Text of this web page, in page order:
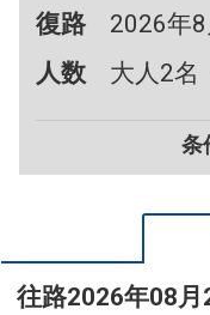
復路
2026年
人数
大人2名
条
往路2026年08月